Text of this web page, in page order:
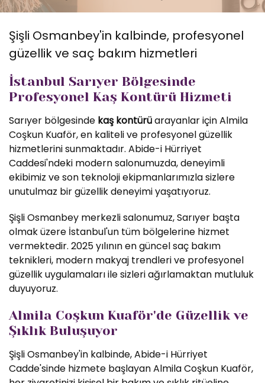
Şişli Osmanbey'in kalbinde, profesyonel
güzellik ve saç bakım hizmetleri
İstanbul Sarıyer Bölgesinde
Profesyonel Kaş Kontürü Hizmeti
Sarıyer bölgesinde kaş kontürüarayanlar için Almila
Coşkun Kuaför, en kaliteli ve profesyonel güzellik
hizmetlerini sunmaktadır. Abide-i Hürriyet
Caddesi'ndeki modern salonumuzda, deneyimli
ekibimiz ve son teknoloji ekipmanlarımızla sizlere
unutulmaz bir güzellik deneyimi yaşatıyoruz.
Şişli Osmanbey merkezli salonumuz, Sarıyer başta
olmak üzere İstanbul'un tüm bölgelerine hizmet
vermektedir. 2025 yılının en güncel saç bakım
teknikleri, modern makyaj trendleri ve profesyonel
güzellik uygulamaları ile sizleri ağırlamaktan mutluluk
duyuyoruz.
Almila Coşkun Kuaför'de Güzellik ve
Şıklık Buluşuyor
Şişli Osmanbey'in kalbinde, Abide-i Hürriyet
Cadde'sinde hizmete başlayan Almila Coşkun Kuaför,